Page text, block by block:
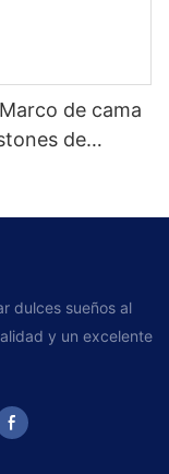
de cama
de
dulces sueños al
y un excelente